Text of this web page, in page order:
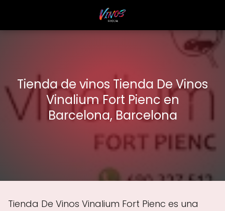
Tienda de vinos Tienda De Vinos
Vinalium Fort Pienc en
Barcelona, Barcelona
Tienda De Vinos Vinalium Fort Pienc es una